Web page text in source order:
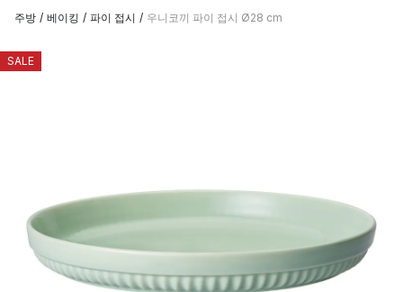
주방 / 베이킹 / 파이 접시 / 우니코끼 파이 접시 Ø28 cm
SALE